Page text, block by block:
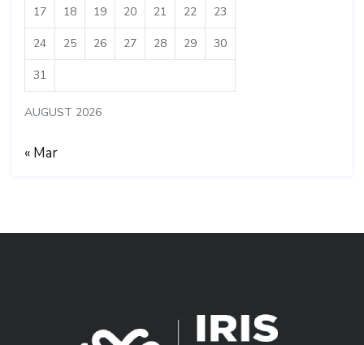
AUGUST 2026
17 18 19 20 21 22 23
24 25 26 27 28 29 30
31
« Mar